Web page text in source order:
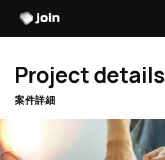
Project details
案件詳細